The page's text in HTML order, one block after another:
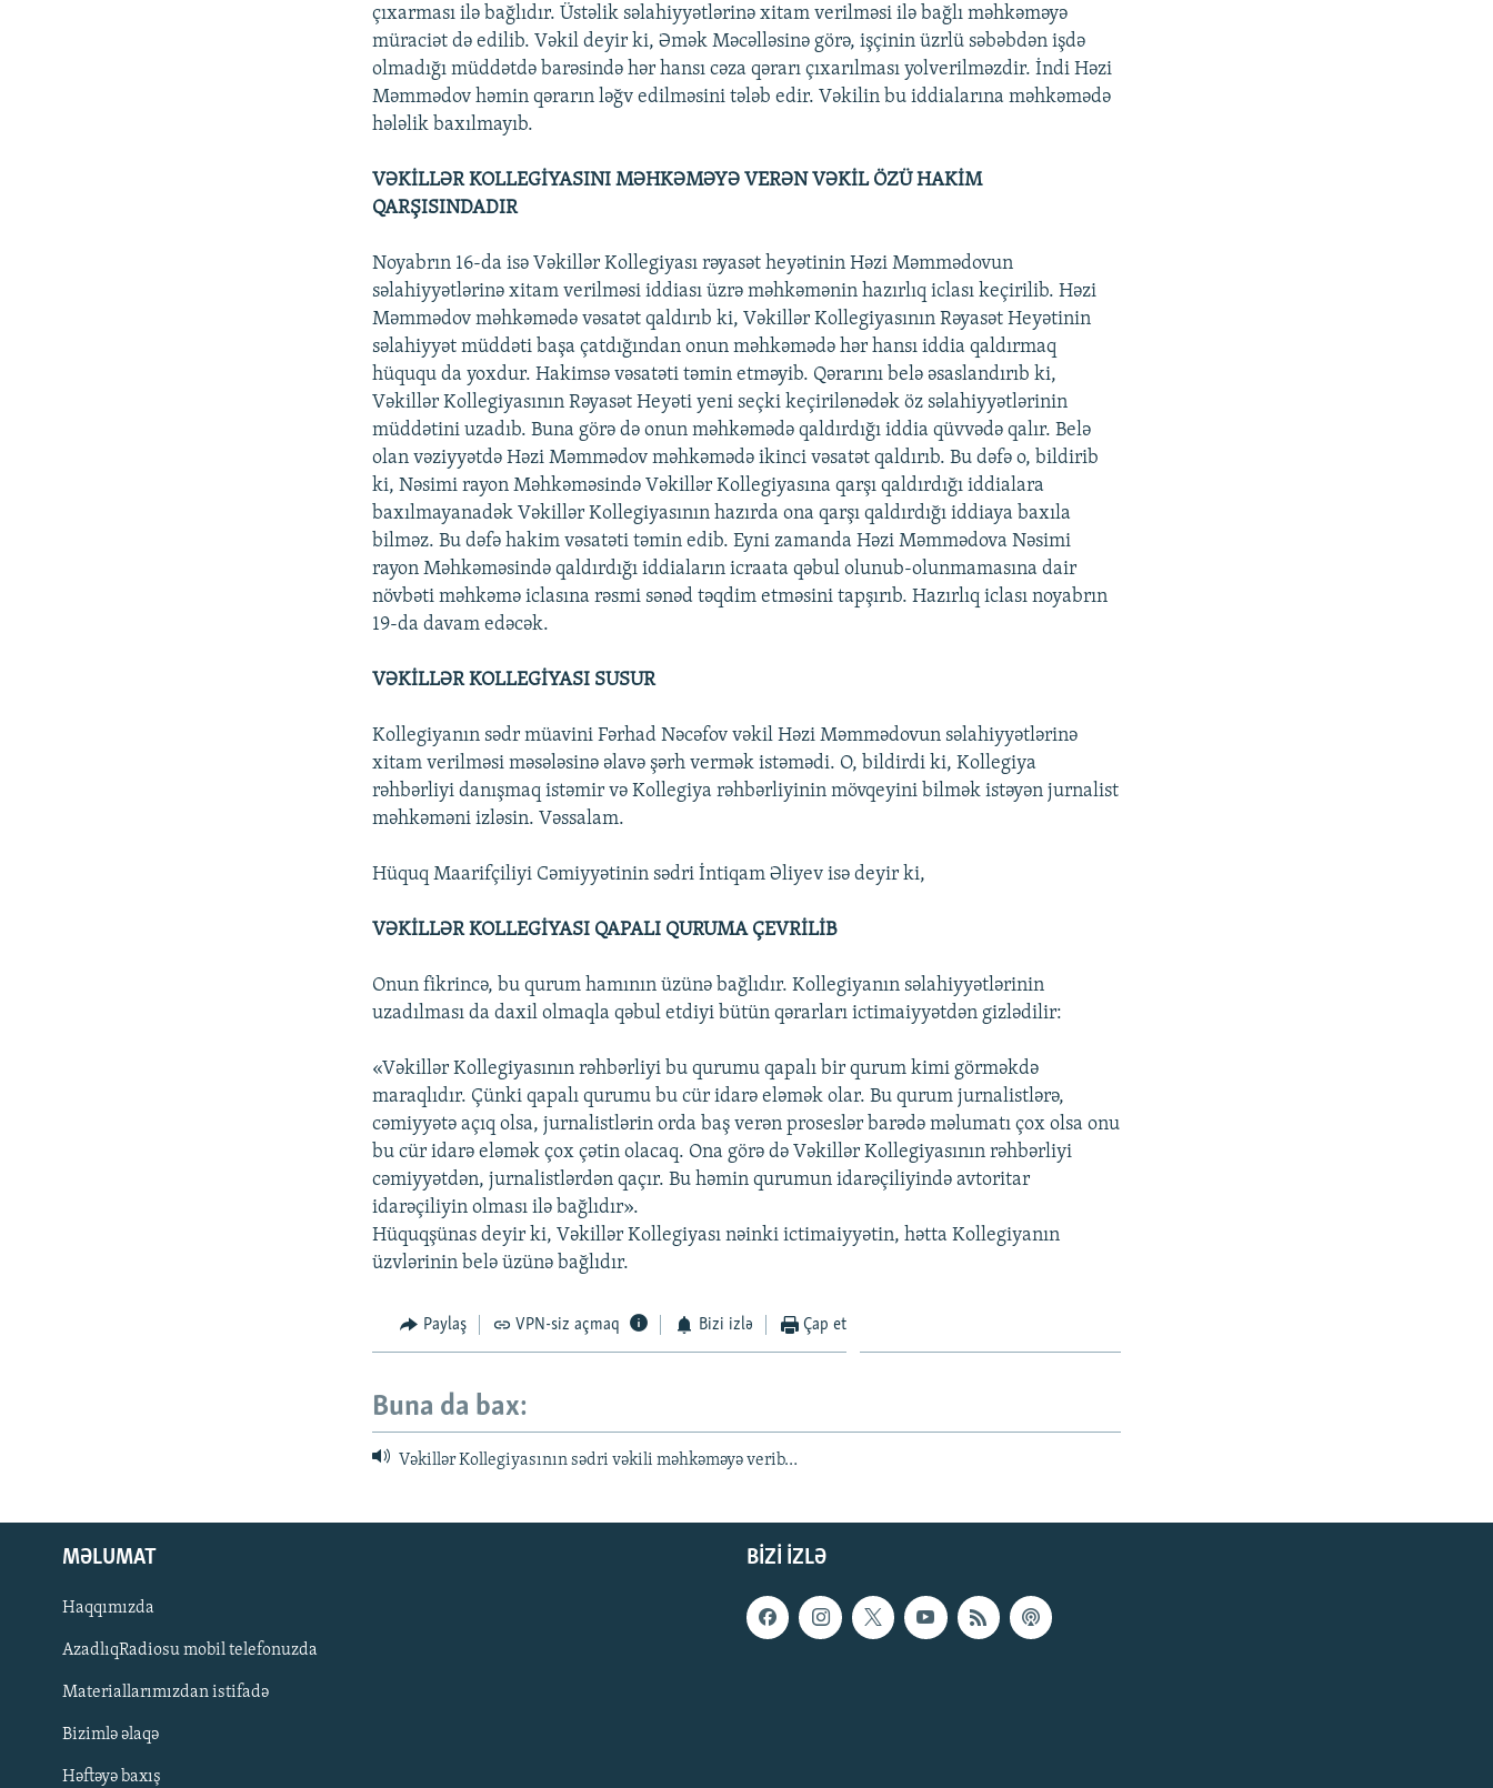
çıxarması ilə bağlıdır. Üstəlik səlahiyyətlərinə xitam verilməsi ilə bağlı məhkəməyə
müraciət də edilib. Vəkil deyir ki, Əmək Məcəlləsinə görə, işçinin üzrlü səbəbdən işdə
olmadığı müddətdə barəsində hər hansı cəza qərarı çıxarılması yolverilməzdir. İndi Həzi
Məmmədov həmin qərarın ləğv edilməsini tələb edir. Vəkilin bu iddialarına məhkəmədə
hələlik baxılmayıb.
VƏKİLLƏR KOLLEGİYASINI MƏHKƏMƏYƏ VERƏN VƏKİL ÖZÜ HAKİM
QARŞISINDADIR
Noyabrın 16-da isə Vəkillər Kollegiyası rəyasət heyətinin Həzi Məmmədovun
səlahiyyətlərinə xitam verilməsi iddiası üzrə məhkəmənin hazırlıq iclası keçirilib. Həzi
Məmmədov məhkəmədə vəsatət qaldırıb ki, Vəkillər Kollegiyasının Rəyasət Heyətinin
səlahiyyət müddəti başa çatdığından onun məhkəmədə hər hansı iddia qaldırmaq
hüququ da yoxdur. Hakimsə vəsatəti təmin etməyib. Qərarını belə əsaslandırıb ki,
Vəkillər Kollegiyasının Rəyasət Heyəti yeni seçki keçirilənədək öz səlahiyyətlərinin
müddətini uzadıb. Buna görə də onun məhkəmədə qaldırdığı iddia qüvvədə qalır. Belə
olan vəziyyətdə Həzi Məmmədov məhkəmədə ikinci vəsatət qaldırıb. Bu dəfə o, bildirib
ki, Nəsimi rayon Məhkəməsində Vəkillər Kollegiyasına qarşı qaldırdığı iddialara
baxılmayanadək Vəkillər Kollegiyasının hazırda ona qarşı qaldırdığı iddiaya baxıla
bilməz. Bu dəfə hakim vəsatəti təmin edib. Eyni zamanda Həzi Məmmədova Nəsimi
rayon Məhkəməsində qaldırdığı iddiaların icraata qəbul olunub-olunmamasına dair
növbəti məhkəmə iclasına rəsmi sənəd təqdim etməsini tapşırıb. Hazırlıq iclası noyabrın
19-da davam edəcək.
VƏKİLLƏR KOLLEGİYASI SUSUR
Kollegiyanın sədr müavini Fərhad Nəcəfov vəkil Həzi Məmmədovun səlahiyyətlərinə
xitam verilməsi məsələsinə əlavə şərh vermək istəmədi. O, bildirdi ki, Kollegiya
rəhbərliyi danışmaq istəmir və Kollegiya rəhbərliyinin mövqeyini bilmək istəyən jurnalist
məhkəməni izləsin. Vəssalam.
Hüquq Maarifçiliyi Cəmiyyətinin sədri İntiqam Əliyev isə deyir ki,
VƏKİLLƏR KOLLEGİYASI QAPALI QURUMA ÇEVRİLİB
Onun fikrincə, bu qurum hamının üzünə bağlıdır. Kollegiyanın səlahiyyətlərinin
uzadılması da daxil olmaqla qəbul etdiyi bütün qərarları ictimaiyyətdən gizlədilir:
«Vəkillər Kollegiyasının rəhbərliyi bu qurumu qapalı bir qurum kimi görməkdə
maraqlıdır. Çünki qapalı qurumu bu cür idarə eləmək olar. Bu qurum jurnalistlərə,
cəmiyyətə açıq olsa, jurnalistlərin orda baş verən proseslər barədə məlumatı çox olsa onu
bu cür idarə eləmək çox çətin olacaq. Ona görə də Vəkillər Kollegiyasının rəhbərliyi
cəmiyyətdən, jurnalistlərdən qaçır. Bu həmin qurumun idarəçiliyində avtoritar
idarəçiliyin olması ilə bağlıdır».
Hüquqşünas deyir ki, Vəkillər Kollegiyası nəinki ictimaiyyətin, hətta Kollegiyanın
üzvlərinin belə üzünə bağlıdır.
Paylaş VPN-siz açmaq Bizi izlə Çap et
Buna da bax:
Vəkillər Kollegiyasının sədri vəkili məhkəməyə verib…
BIZI IZLƏ
MƏLUMAT
Haqqımızda
AzadlıqRadiosu mobil telefonuzda
Materiallarımızdan istifadə
Bizimlə əlaqə
Həftəyə baxış